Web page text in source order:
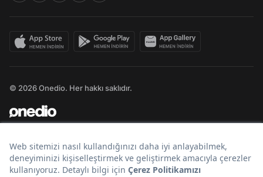
© 2026 Onedio. Her hakkı saklıdır.
Bir markasıdır.